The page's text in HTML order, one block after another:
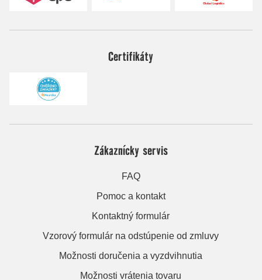
Certifikáty
Zákaznícky servis
FAQ
Pomoc a kontakt
Kontaktný formulár
Vzorový formulár na odstúpenie od zmluvy
Možnosti doručenia a vyzdvihnutia
Možnosti vrátenia tovaru